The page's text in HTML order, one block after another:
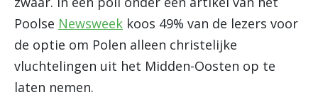
Poolse Newsweek koos 49% van de lezers voor
de optie om Polen alleen christelijke
vluchtelingen uit het Midden-Oosten op te
laten nemen.